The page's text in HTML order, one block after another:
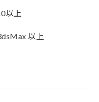
以上
以上